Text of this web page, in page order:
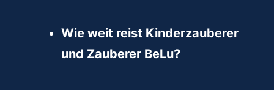
Wie weit reist Kinderzauberer
und Zauberer BeLu?